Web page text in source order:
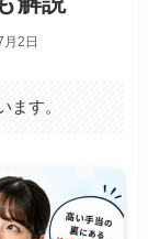
2日
ます。